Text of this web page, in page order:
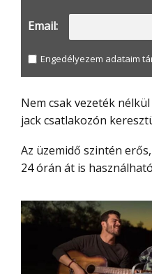
Email:
Engedélyezem adataim
Nem csak vezeték nélkül működik, mivel 3.5 mm-es
jack csatlakozón
Az üzemidő szintén erős, mert egy feltöltéssel akár
24 órán át is